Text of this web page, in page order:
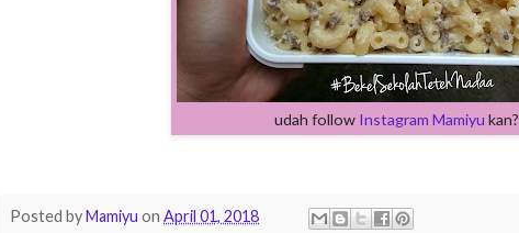
udah follow Instagram Mamiyu kan?
Posted byMamiyu on April 01, 2018